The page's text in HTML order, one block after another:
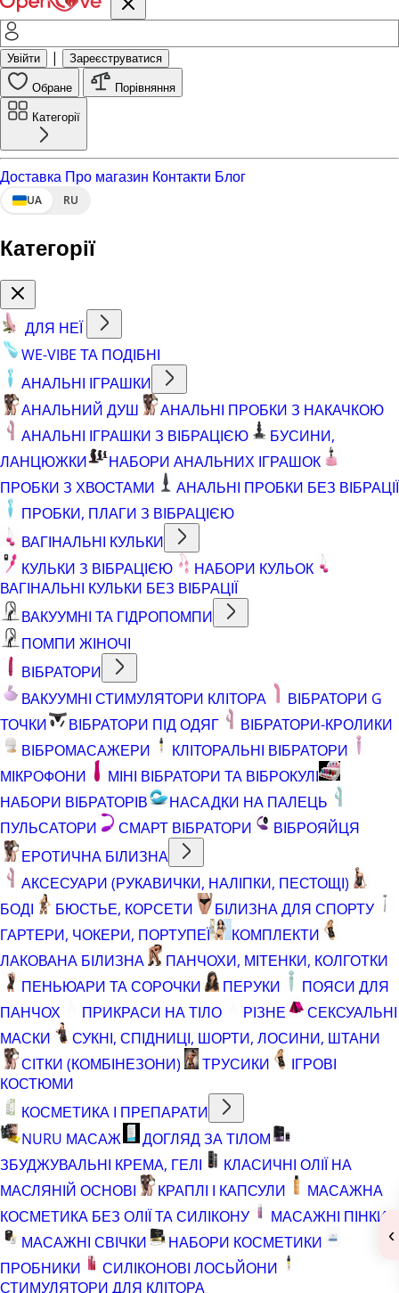
Увійти | Зареєструватися
Обране Порівняння
Категорії
Доставка Про магазин Контакти Блог
UA RU
Категорії
ДЛЯ НЕЇ
WE-VIBE ТА ПОДІБНІ
АНАЛЬНІ ІГРАШКИ
АНАЛЬНИЙ ДУШ
АНАЛЬНІ ПРОБКИ З НАКАЧКОЮ
АНАЛЬНІ ІГРАШКИ З ВІБРАЦІЄЮ
БУСИНИ,
ЛАНЦЮЖКИ
НАБОРИ АНАЛЬНИХ ІГРАШОК
ПРОБКИ З ХВОСТАМИ
АНАЛЬНІ ПРОБКИ БЕЗ ВІБРАЦІЇ
ПРОБКИ, ПЛАГИ З ВІБРАЦІЄЮ
ВАГІНАЛЬНІ КУЛЬКИ
КУЛЬКИ З ВІБРАЦІЄЮ
НАБОРИ КУЛЬОК
ВАГІНАЛЬНІ КУЛЬКИ БЕЗ ВІБРАЦІЇ
ВАКУУМНІ ТА ГІДРОПОМПИ
ПОМПИ ЖІНОЧІ
ВІБРАТОРИ
ВАКУУМНІ СТИМУЛЯТОРИ КЛІТОРА
ВІБРАТОРИ G
ТОЧКИ
ВІБРАТОРИ ПІД ОДЯГ
ВІБРАТОРИ-КРОЛИКИ
ВІБРОМАСАЖЕРИ
КЛІТОРАЛЬНІ ВІБРАТОРИ
МІКРОФОНИ
МІНІ ВІБРАТОРИ ТА ВІБРОКУЛІ
НАБОРИ ВІБРАТОРІВ
НАСАДКИ НА ПАЛЕЦЬ
ПУЛЬСАТОРИ
СМАРТ ВІБРАТОРИ
ВІБРОЯЙЦЯ
ЕРОТИЧНА БІЛИЗНА
АКСЕСУАРИ (РУКАВИЧКИ, НАЛІПКИ, ПЕСТОЩІ)
БОДІ
БЮСТЬЕ, КОРСЕТИ
БІЛИЗНА ДЛЯ СПОРТУ
ГАРТЕРИ, ЧОКЕРИ, ПОРТУПЕЇ
КОМПЛЕКТИ
ЛАКОВАНА БІЛИЗНА
ПАНЧОХИ, МІТЕНКИ, КОЛГОТКИ
ПЕНЬЮАРИ ТА СОРОЧКИ
ПЕРУКИ
ПОЯСИ ДЛЯ
ПАНЧОХ
ПРИКРАСИ НА ТІЛО РІЗНЕ
СЕКСУАЛЬНІ
МАСКИ
СУКНІ, СПІДНИЦІ, ШОРТИ, ЛОСИНИ, ШТАНИ
СІТКИ (КОМБІНЕЗОНИ)
ТРУСИКИ
ІГРОВІ
КОСТЮМИ
КОСМЕТИКА І ПРЕПАРАТИ
NURU МАСАЖ
ДОГЛЯД ЗА ТІЛОМ
ЗБУДЖУВАЛЬНІ КРЕМА, ГЕЛІ
КЛАСИЧНІ ОЛІЇ НА
МАСЛЯНІЙ ОСНОВІ
КРАПЛІ І КАПСУЛИ
МАСАЖНА
КОСМЕТИКА БЕЗ ОЛІЇ ТА СИЛІКОНУ
МАСАЖНІ ПІНКИ
МАСАЖНІ СВІЧКИ
НАБОРИ КОСМЕТИКИ
ПРОБНИКИ
СИЛІКОНОВІ ЛОСЬЙОНИ
СТИМУЛЯТОРИ ДЛЯ КЛІТОРА
‹